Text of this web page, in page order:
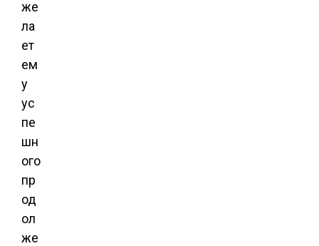
же
ла
ет
ем
у
ус
пе
шн
ого
пр
од
ол
же